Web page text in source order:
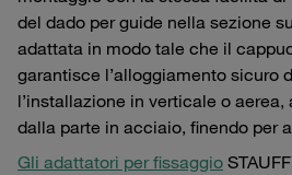
del dado per guide nella sezione
adattata in modo tale che il
garantisce l’alloggiamento sicuro
l’installazione in verticale o
dalla parte in acciaio, finendo per
Gli adattatori per fissaggio